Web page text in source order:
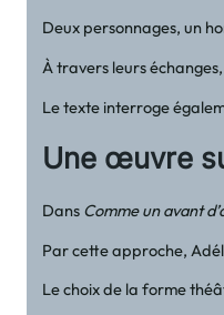
Deux personnages, un
À travers leurs
Le texte interroge
Une œuvre
Dans Comme un avant
Par cette approche,
Le choix de la forme